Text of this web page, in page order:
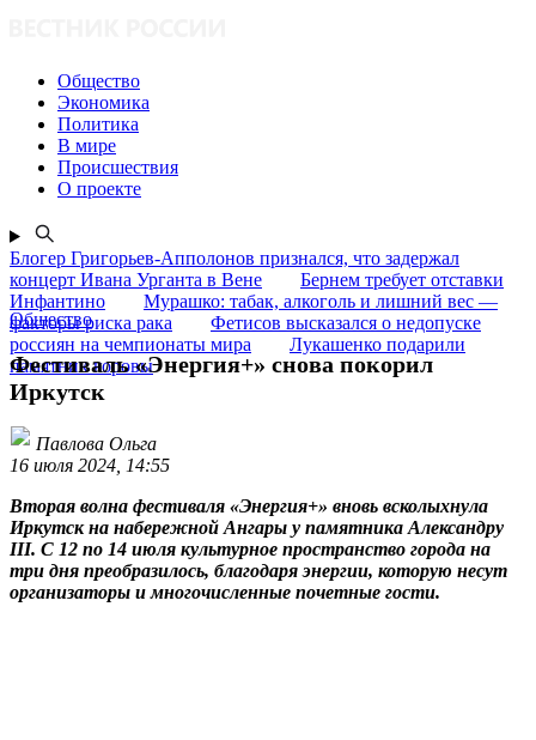
Общество
Экономика
Политика
В мире
Происшествия
О проекте
Блогер Григорьев-Апполонов признался, что задержал
концерт Ивана Урганта в Вене
Бернем требует отставки
Инфантино
Мурашко: табак, алкоголь и лишний вес —
факторы риска рака
Фетисов высказался о недопуске
россиян на чемпионаты мира
Лукашенко подарили
памятник коровы
Общество
Фестиваль «Энергия+» снова покорил
Иркутск
Павлова Ольга
16 июля 2024, 14:55
Вторая волна фестиваля «Энергия+» вновь всколыхнула
Иркутск на набережной Ангары у памятника Александру
III. С 12 по 14 июля культурное пространство города на
три дня преобразилось, благодаря энергии, которую несут
организаторы и многочисленные почетные гости.